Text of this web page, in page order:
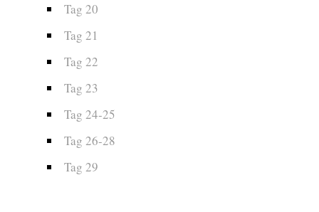
Tag 20
Tag 21
Tag 22
Tag 23
Tag 24-25
Tag 26-28
Tag 29